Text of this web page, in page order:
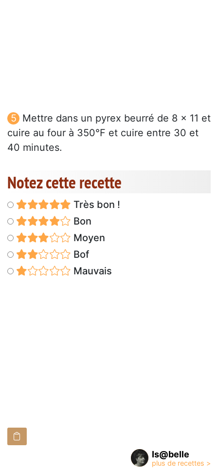
Mettre dans un pyrex beurré de 8 x 11 et
cuire au four à 350°F et cuire entre 30 et
40 minutes.
Notez cette recette
Très bon !
Bon
Moyen
Bof
Mauvais
Is@belle